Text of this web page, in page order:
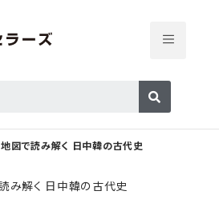
地図で読み解く 日中韓の古代史